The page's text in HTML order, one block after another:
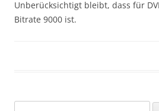
Unberücksichtigt bleibt, dass für
Bitrate 9000 ist.